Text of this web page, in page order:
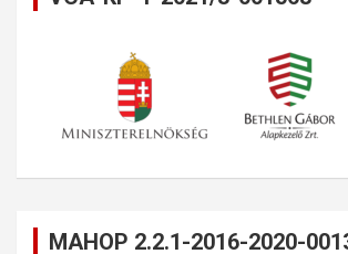
MAHOP 2.2.1-2016-2020-